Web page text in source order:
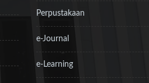
Perpustakaan
e-Journal
e-Learning